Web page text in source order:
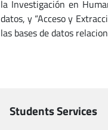
la Investigación en
datos, y “Acceso y
las bases de datos
Students Services